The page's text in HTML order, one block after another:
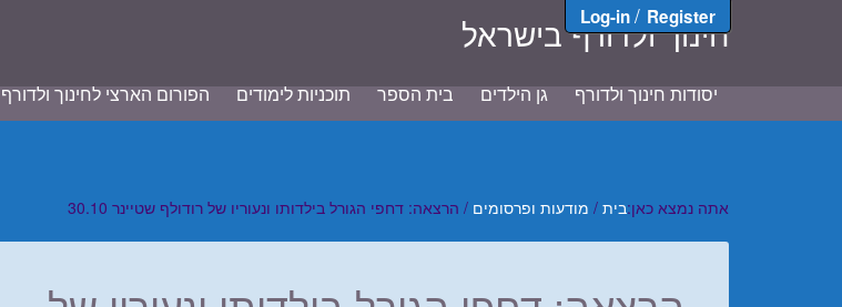
Log-in/ Register
חינוך ולדורף בישראל
יסודות חינוך ולדורף גן הילדים בית הספר תוכניות לימודים הפורום הארצי לחינוך ולדורף
אתה נמצא כאן:בית / מודעות ופרסומים / הרצאה: דחפי הגורל בילדותו ונעוריו של רודולף שטיינר 30.10